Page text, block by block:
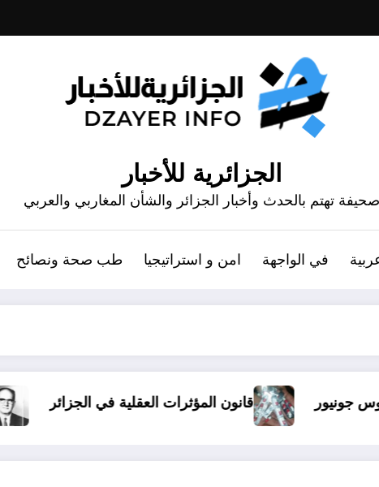
الجزائرية للأخبار
صحيفة تهتم بالحدث وأخبار الجزائر والشأن المغاربي والعربي
في الواجهة امن و استراتيجيا طب صحة ونصائح
الذين أساؤوا لمالك بن نبي